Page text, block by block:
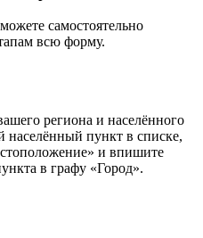
самостоятельно
всю форму.
региона и населённого
пункт в списке,
и впишите
в графу «Город».